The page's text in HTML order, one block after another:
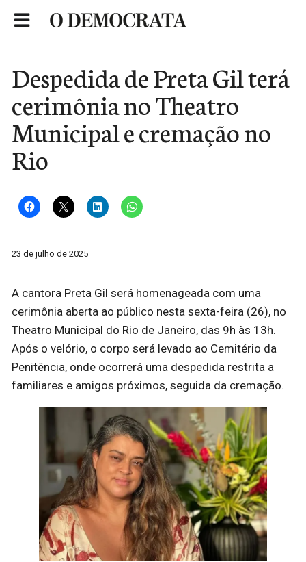
Despedida de Preta Gil terá
cerimônia no Theatro
Municipal e cremação no
Rio
23 de julho de 2025
A cantora Preta Gil será homenageada com uma
cerimônia aberta ao público nesta sexta-feira (26), no
Theatro Municipal do Rio de Janeiro, das 9h às 13h.
Após o velório, o corpo será levado ao Cemitério da
Penitência, onde ocorrerá uma despedida restrita a
familiares e amigos próximos, seguida da cremação.